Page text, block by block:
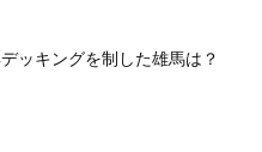
ッキングを制した雄馬は？